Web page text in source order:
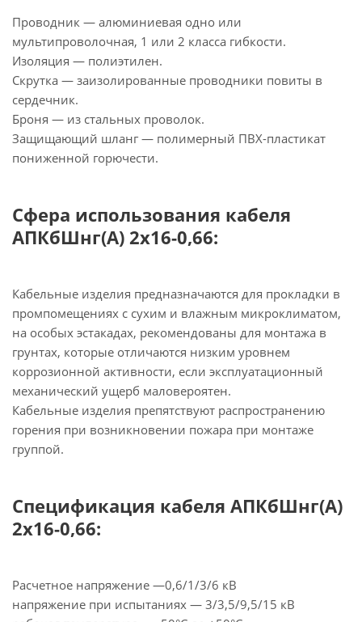
Проводник — алюминиевая одно или
мультипроволочная, 1 или 2 класса гибкости.
Изоляция — полиэтилен.
Скрутка — заизолированные проводники повиты в
сердечник.
Броня — из стальных проволок.
Защищающий шланг — полимерный ПВХ-пластикат
пониженной горючести.
Сфера использования кабеля
АПКбШнг(А) 2х16-0,66:
Кабельные изделия предназначаются для прокладки в
промпомещениях с сухим и влажным микроклиматом,
на особых эстакадах, рекомендованы для монтажа в
грунтах, которые отличаются низким уровнем
коррозионной активности, если эксплуатационный
механический ущерб маловероятен.
Кабельные изделия препятствуют распространению
горения при возникновении пожара при монтаже
группой.
Спецификация кабеля АПКбШнг(А)
2х16-0,66:
Расчетное напряжение —0,6/1/3/6 кВ
напряжение при испытаниях — 3/3,5/9,5/15 кВ